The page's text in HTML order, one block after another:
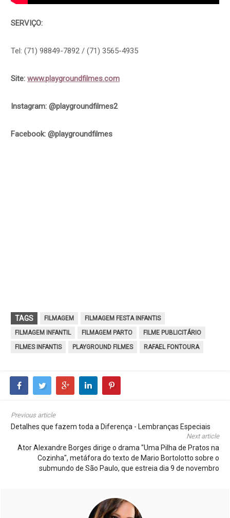
SERVIÇO:
Tel: (71) 98849-7892 / (71) 3565-4935
Site: www.playgroundfilmes.com
Instagram: @playgroundfilmes2
Facebook: @playgroundfilmes
TAGS FILMAGEM
FILMAGEM FESTA INFANTIS
FILMAGEM INFANTIL
FILMAGEM PARTO
FILME PUBLICITÁRIO
FILMES INFANTIS
PLAYGROUND FILMES RAFAEL FONTOURA
Previous article
Detalhes que fazem toda a Diferença - Lembranças Especiais
Next article
Ator Alexandre Borges dirige o drama "Uma Pilha de Pratos na
Cozinha", metáfora do texto de Mario Bortolotto sobre o
submundo de São Paulo, que estreia dia 9 de novembro